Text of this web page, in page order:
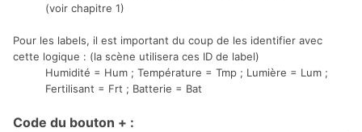
(voir chapitre 1)
Pour les labels, il est important du coup de les identifier avec
cette logique : (la scène utilisera ces ID de label)
Humidité = Hum ; Température = Tmp ; Lumière = Lum ;
Fertilisant = Frt ; Batterie = Bat
Code du bouton + :